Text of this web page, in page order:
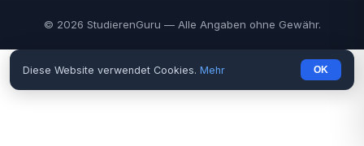
© 2026 StudierenGuru — Alle Angaben ohne Gewähr.
Diese Website verwendet Cookies. Mehr OK